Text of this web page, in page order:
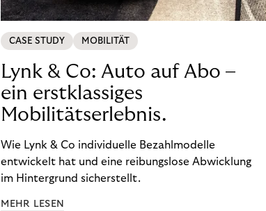
CASE STUDY MOBILITÄT
Lynk & Co: Auto auf Abo –
ein erstklassiges
Mobilitätserlebnis.
Wie Lynk & Co individuelle Bezahlmodelle
entwickelt hat und eine reibungslose Abwicklung
im Hintergrund sicherstellt.
MEHR LESEN